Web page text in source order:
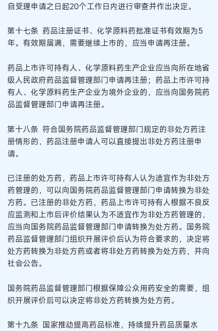
自受理申请之日起20个工作日内进行审查并作出决定。
第十七条 药品注册证书、化学原料药批准证书有效期为5
年。有效期届满，需要继续上市的，应当申请再注册。
药品上市许可持有人、化学原料药生产企业应当向所在地省
级人民政府药品监督管理部门申请再注册；药品上市许可持
有人、化学原料药生产企业为境外企业的，应当向国务院药
品监督管理部门申请再注册。
第十八条 符合国务院药品监督管理部门规定的非处方药注
册情形的，药品注册申请人可以直接提出非处方药注册申
请。
已注册的处方药，药品上市许可持有人认为适宜作为非处方
药管理的，可以向国务院药品监督管理部门申请转换为非处
方药。已注册的非处方药，药品上市许可持有人根据不良反
应监测和上市后评价结果认为不适宜作为非处方药管理的，
应当向国务院药品监督管理部门申请转换为处方药。国务院
药品监督管理部门组织开展评价后认为符合要求的，决定将
处方药转换为非处方药或者将非处方药转换为处方药，并向
社会公告。
国务院药品监督管理部门根据保障公众用药安全的需要，组
织开展评价后可以决定将非处方药转换为处方药。
第十九条 国家推动提高药品标准，持续提升药品质量水